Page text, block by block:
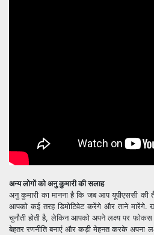
अन्य लोगों को अनु कुमारी की सलाह
अनु कुमारी का मानना है कि जब आप यूपीएससी
आपको कई तरह डिमोटिवेट करेंगे और ताने मारेंगे.
चुनौती होती है, लेकिन आपको अपने लक्ष्य पर
बेहतर रणनीति बनाएं और कड़ी मेहनत करके अपना